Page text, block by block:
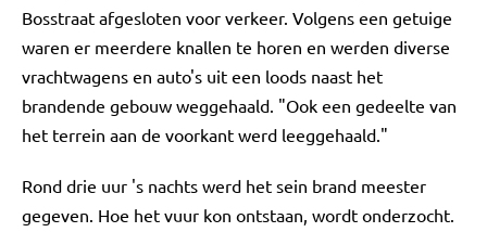
Bosstraat afgesloten voor verkeer. Volgens een getuige
waren er meerdere knallen te horen en werden diverse
vrachtwagens en auto's uit een loods naast het
brandende gebouw weggehaald. "Ook een gedeelte van
het terrein aan de voorkant werd leeggehaald."
Rond drie uur 's nachts werd het sein brand meester
gegeven. Hoe het vuur kon ontstaan, wordt onderzocht.